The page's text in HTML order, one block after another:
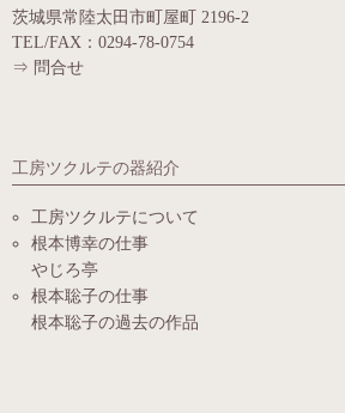
茨城県常陸太田市町屋町 2196-2
TEL/FAX：0294-78-0754
⇒ 問合せ
工房ツクルテの器紹介
工房ツクルテについて
根本博幸の仕事
やじろ亭
根本聡子の仕事
根本聡子の過去の作品